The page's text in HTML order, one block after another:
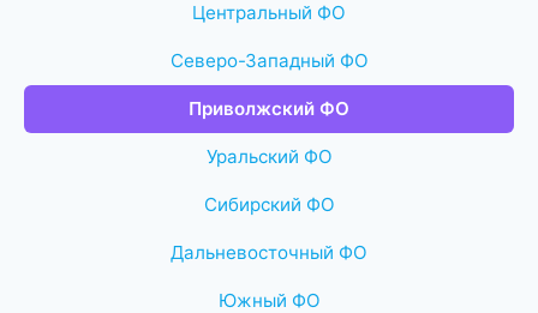
Центральный ФО
Северо-Западный ФО
Приволжский ФО
Уральский ФО
Сибирский ФО
Дальневосточный ФО
Южный ФО